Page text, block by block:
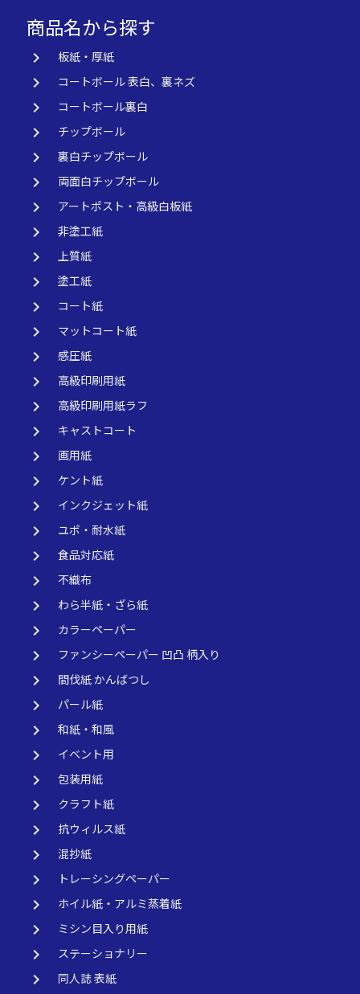
商品名から探す
keyboard_arrow_right 板紙・厚紙
keyboard_arrow_right コートボール 表白、裏ネズ
keyboard_arrow_right コートボール裏白
keyboard_arrow_right チップボール
keyboard_arrow_right 裏白チップボール
keyboard_arrow_right 両面白チップボール
keyboard_arrow_right アートポスト・高級白板紙
keyboard_arrow_right 非塗工紙
keyboard_arrow_right 上質紙
keyboard_arrow_right 塗工紙
keyboard_arrow_right コート紙
keyboard_arrow_right マットコート紙
keyboard_arrow_right 感圧紙
keyboard_arrow_right 高級印刷用紙
keyboard_arrow_right 高級印刷用紙ラフ
keyboard_arrow_right キャストコート
keyboard_arrow_right 画用紙
keyboard_arrow_right ケント紙
keyboard_arrow_right インクジェット紙
keyboard_arrow_right ユポ・耐水紙
keyboard_arrow_right 食品対応紙
keyboard_arrow_right 不織布
keyboard_arrow_right わら半紙・ざら紙
keyboard_arrow_right カラーペーパー
keyboard_arrow_right ファンシーペーパー 凹凸 柄入り
keyboard_arrow_right 間伐紙 かんばつし
keyboard_arrow_right パール紙
keyboard_arrow_right 和紙・和風
keyboard_arrow_right イベント用
keyboard_arrow_right 包装用紙
keyboard_arrow_right クラフト紙
keyboard_arrow_right 抗ウィルス紙
keyboard_arrow_right 混抄紙
keyboard_arrow_right トレーシングペーパー
keyboard_arrow_right ホイル紙・アルミ蒸着紙
keyboard_arrow_right ミシン目入り用紙
keyboard_arrow_right ステーショナリー
keyboard_arrow_right 同人誌 表紙